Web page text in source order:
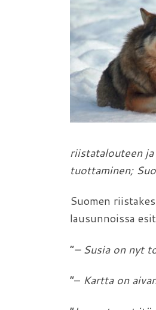
riistatalouteen
tuottaminen;
Suomen
lausunnoissa
”– Susia on nyt
”– Kartta on